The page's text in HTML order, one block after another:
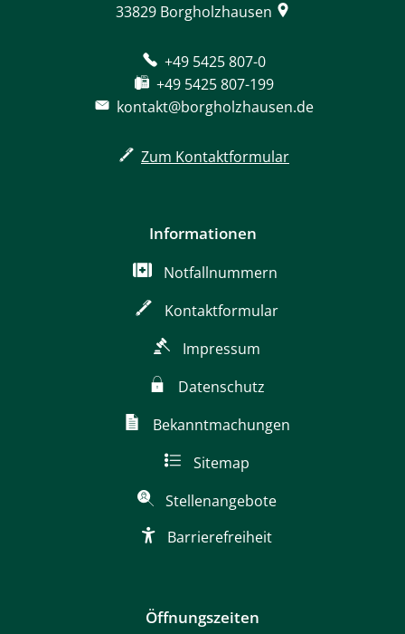
33829 Borgholzhausen
+49 5425 807-0
+49 5425 807-199
kontakt@borgholzhausen.de
Zum Kontaktformular
Informationen
Notfallnummern
Kontaktformular
Impressum
Datenschutz
Bekanntmachungen
Sitemap
Stellenangebote
Barrierefreiheit
Öffnungszeiten